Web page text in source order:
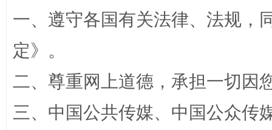
一、遵守各国有关法律、法规，
定》。
二、尊重网上道德，承担一切因
三、中国公共传媒、中国公众传